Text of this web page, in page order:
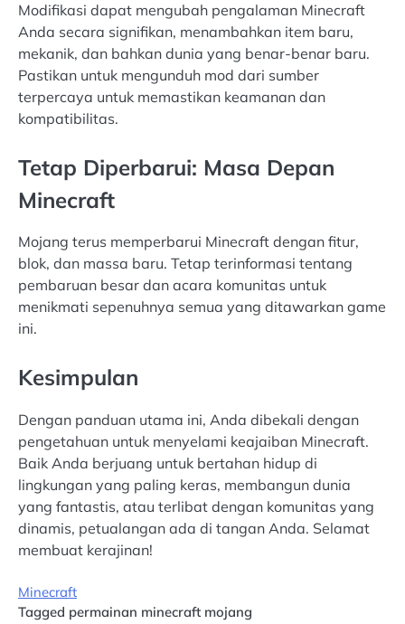
Modifikasi dapat mengubah pengalaman Minecraft
Anda secara signifikan, menambahkan item baru,
mekanik, dan bahkan dunia yang benar-benar baru.
Pastikan untuk mengunduh mod dari sumber
terpercaya untuk memastikan keamanan dan
kompatibilitas.
Tetap Diperbarui: Masa Depan
Minecraft
Mojang terus memperbarui Minecraft dengan fitur,
blok, dan massa baru. Tetap terinformasi tentang
pembaruan besar dan acara komunitas untuk
menikmati sepenuhnya semua yang ditawarkan game
ini.
Kesimpulan
Dengan panduan utama ini, Anda dibekali dengan
pengetahuan untuk menyelami keajaiban Minecraft.
Baik Anda berjuang untuk bertahan hidup di
lingkungan yang paling keras, membangun dunia
yang fantastis, atau terlibat dengan komunitas yang
dinamis, petualangan ada di tangan Anda. Selamat
membuat kerajinan!
Minecraft
Tagged permainan minecraft mojang